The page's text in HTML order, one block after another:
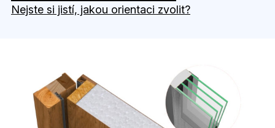
Nejste si jistí, jakou orientaci zvolit?